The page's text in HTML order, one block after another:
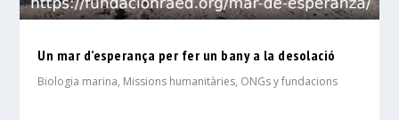
Un mar d’esperança per fer un bany a la desolació
Biologia marina, Missions humanitàries, ONGs y fundacions